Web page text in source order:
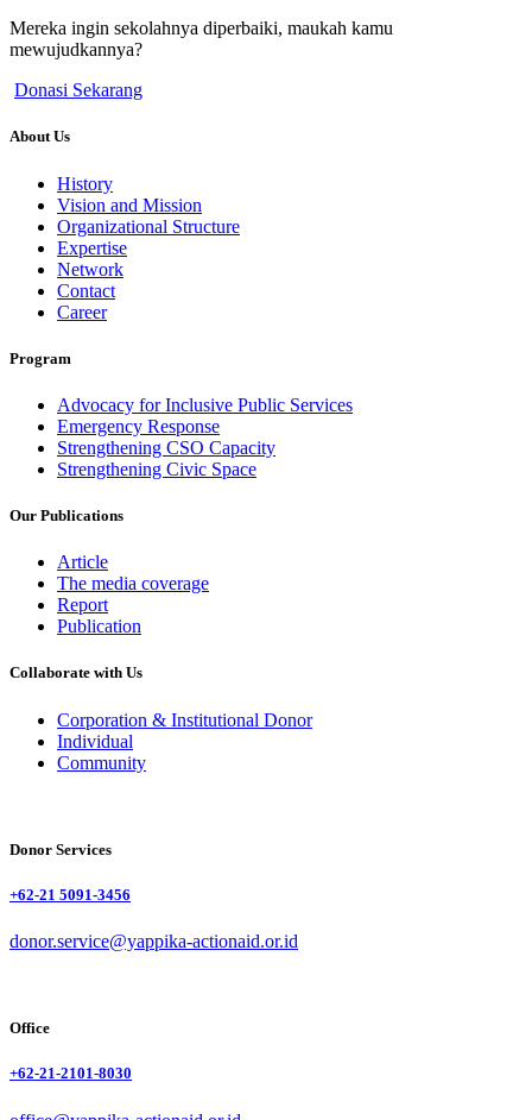
Mereka ingin sekolahnya diperbaiki, maukah kamu
mewujudkannya?
Donasi Sekarang
About Us
History
Vision and Mission
Organizational Structure
Expertise
Network
Contact
Career
Program
Advocacy for Inclusive Public Services
Emergency Response
Strengthening CSO Capacity
Strengthening Civic Space
Our Publications
Article
The media coverage
Report
Publication
Collaborate with Us
Corporation & Institutional Donor
Individual
Community
Donor Services
+62-21 5091-3456
donor.service@yappika-actionaid.or.id
Office
+62-21-2101-8030